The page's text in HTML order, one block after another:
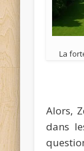
La
Alors,
dans